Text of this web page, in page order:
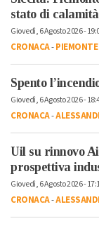
stato di
Giovedì, 6 Agosto 2026 -
CRONACA-PIEMONTE
Spento
Giovedì, 6 Agosto 2026 -
CRONACA-
Uil su rinnovo
prospettiva
Giovedì, 6 Agosto 2026 -
CRONACA-